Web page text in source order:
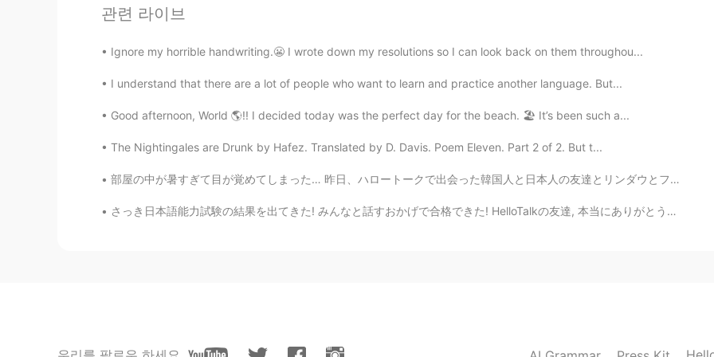
1204tje
本当、どうしたらもてるんでしょうね～。 探すのをやめると見つかる、とか言うけどやめた
Madam 2019.12.13 13:18
관련 라이브
Ignore my horrible handwriting.😬 I wrote down my resolutions so I can look back on them throughou...
I understand that there are a lot of people who want to learn and practice another language. But...
Good afternoon, World 🌎!! I decided today was the perfect day for the beach. 🏖 It’s been such a...
The Nightingales are Drunk by Hafez. Translated by D. Davis. Poem Eleven. Part 2 of 2. But t...
部屋の中が暑すぎて目が覚めてしまった… 昨日、ハロートークで出会った韓国人と日本人の友達とリンダウとフリードリヒスハーフェンという町に行きました。ボートも借りました。電車に乗った時に日本人の友達...
さっき日本語能力試験の結果を出てきた! みんなと話すおかげで合格できた! HelloTalkの友達, 本当にありがとうございました! 今日 また作文を書いておいたから時間があれば,みてみて! ...